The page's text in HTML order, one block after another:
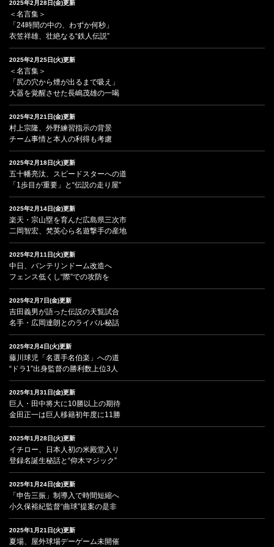
2025年2月28日(金)更新
＜名言集＞
「24時間の中の、わずか何秒」
衣笠祥雄、壮絶なる“鉄人伝説”
2025年2月25日(火)更新
＜名言集＞
「尻の穴から煙が出るまで吸え」
大器を覚醒させた長嶋茂雄の一喝
2025年2月21日(金)更新
村上宗隆、外野練習指示の背景
チーム事情と本人の利得も考慮
2025年2月18日(火)更新
五十幡亮汰、スピードスターへの道
「1歩目が重要」と“伝説の走り屋”
2025年2月14日(金)更新
楽天・宗山塁を育んだ広島県三次市
二岡智宏、梵英心ら名遊撃手の産地
2025年2月11日(火)更新
中日、バンテリンドーム改造へ
フェンス低くし“際”での攻防を
2025年2月7日(金)更新
吉田義男が語った伝説の天覧試合
名手・広岡達朗とのライバル秘話
2025年2月4日(火)更新
藤川球児「名選手名伯楽」への道
“ドラ1”出身監督の勝利数上位3人
2025年1月31日(金)更新
巨人・田中将大に10勝以上の期待
金田正一は巨人移籍初年度に11勝
2025年1月28日(火)更新
イチロー、日本人初の米殿堂入り
登録名誕生秘話と“仰木マジック”
2025年1月24日(金)更新
「申告三振」制導入で時間短縮へ
小久保裕紀監督“曲球”提案の是非
2025年1月21日(火)更新
夏場、屋外球場デーゲーム未開催